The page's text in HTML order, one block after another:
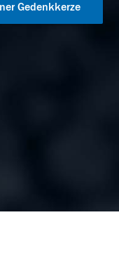
Gedenkkerze